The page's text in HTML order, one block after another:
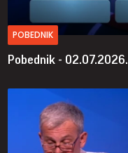
POBEDNIK
Pobednik - 02.07.2026.